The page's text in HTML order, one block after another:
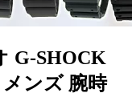
G-SHOCK
ンズ 腕時